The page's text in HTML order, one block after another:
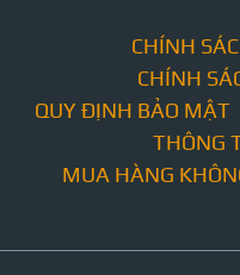
CHÍNH
CHÍNH
QUY ĐỊNH BẢO MẬT
THÔNG
MUA HÀNG